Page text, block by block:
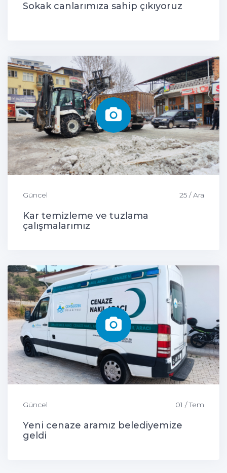
Sokak canlarımıza sahip çıkıyoruz
Güncel 25 / Ara
Kar temizleme ve tuzlama
çalışmalarımız
Güncel 01 / Tem
Yeni cenaze aramız belediyemize
geldi